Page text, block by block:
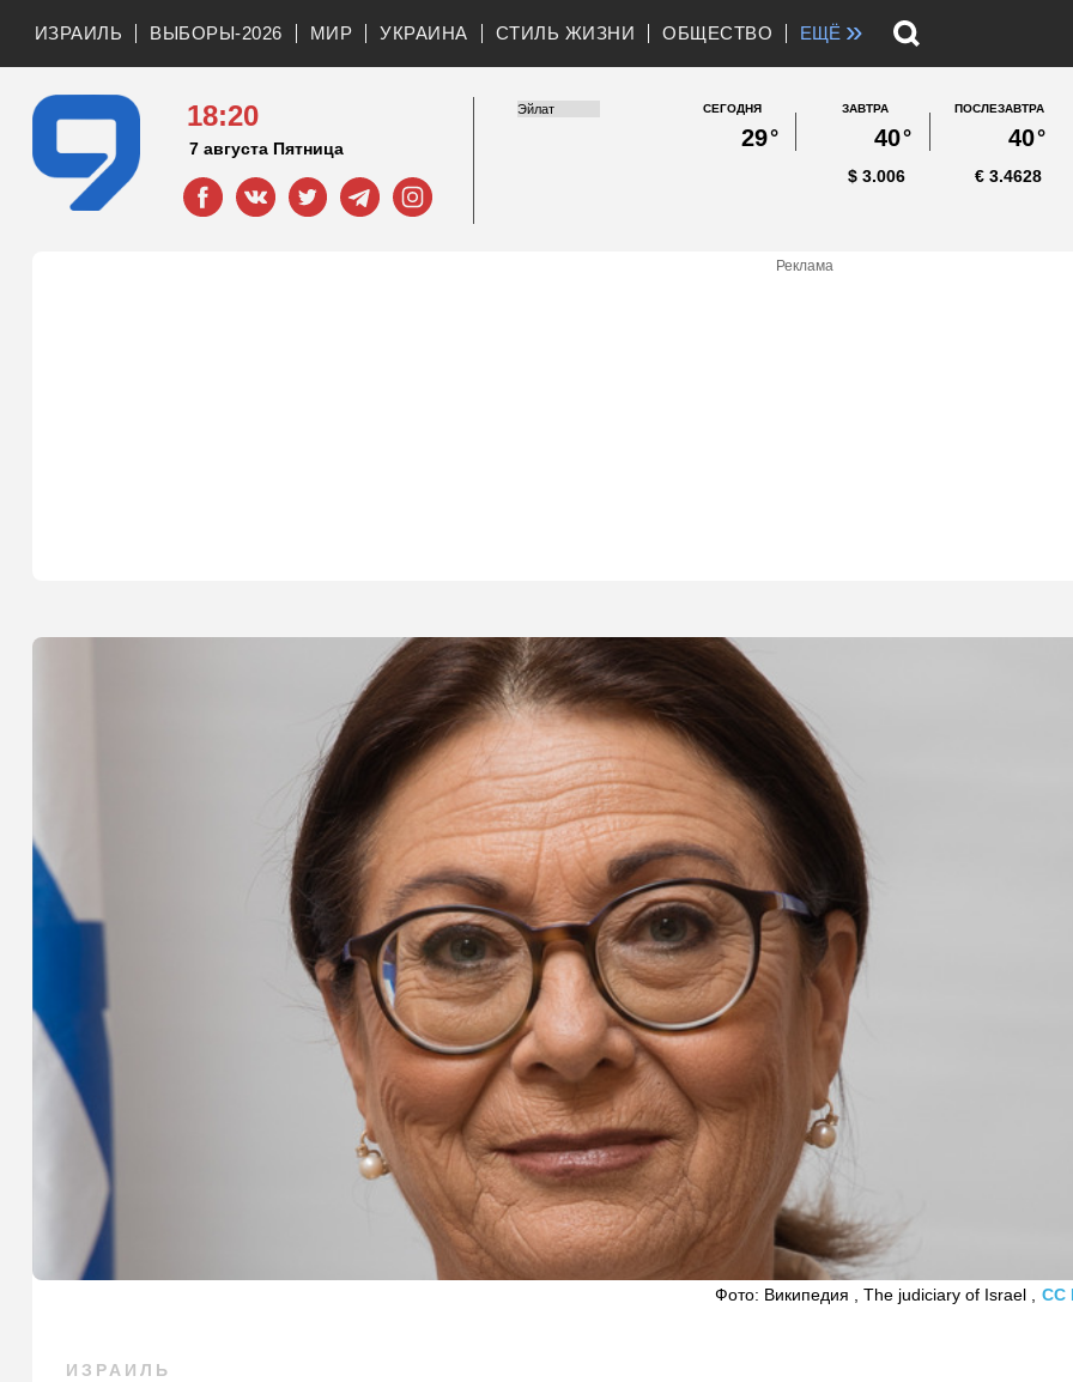
ИЗРАИЛЬ ВЫБОРЫ-2026 МИР УКРАИНА СТИЛЬ ЖИЗНИ ОБЩЕСТВО ЕЩЁ »
18:20
7 августа Пятница
СЕГОДНЯ
29°
ЗАВТРА
40°
ПОСЛЕЗАВТРА
40°
3.006
$ 3.4628
€
Реклама
Фото: Википедия , The judiciary of Israel , CC
ИЗРАИЛЬ